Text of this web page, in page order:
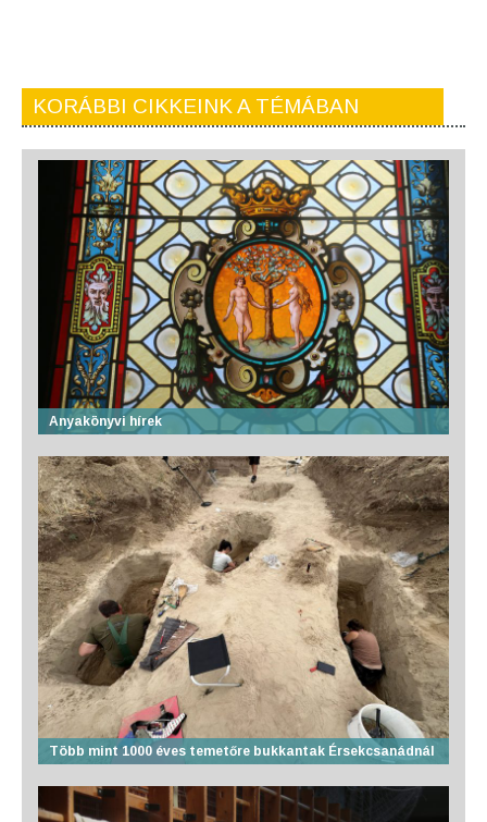
KORÁBBI CIKKEINK A TÉMÁBAN
Anyakönyvi hírek
Több mint 1000 éves temetőre bukkantak Érsekcsanádnál